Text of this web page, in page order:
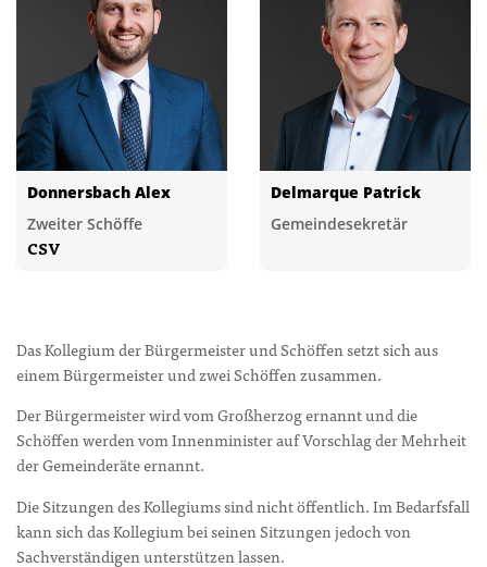
Donnersbach Alex
Zweiter Schöffe
CSV
Delmarque Patrick
Gemeindesekretär
Das Kollegium der Bürgermeister und Schöffen setzt sich aus
einem Bürgermeister und zwei Schöffen zusammen.
Der Bürgermeister wird vom Großherzog ernannt und die
Schöffen werden vom Innenminister auf Vorschlag der Mehrheit
der Gemeinderäte ernannt.
Die Sitzungen des Kollegiums sind nicht öffentlich. Im Bedarfsfall
kann sich das Kollegium bei seinen Sitzungen jedoch von
Sachverständigen unterstützen lassen.